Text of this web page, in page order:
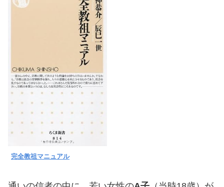
完全教祖マニュアル